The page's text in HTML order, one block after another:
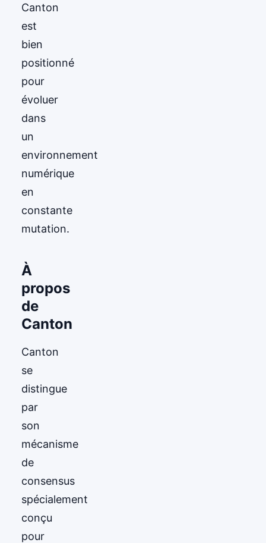
Canton
est
bien
positionné
pour
évoluer
dans
un
environnement
numérique
en
constante
mutation.
À
propos
de
Canton
Canton
se
distingue
par
son
mécanisme
de
consensus
spécialement
conçu
pour